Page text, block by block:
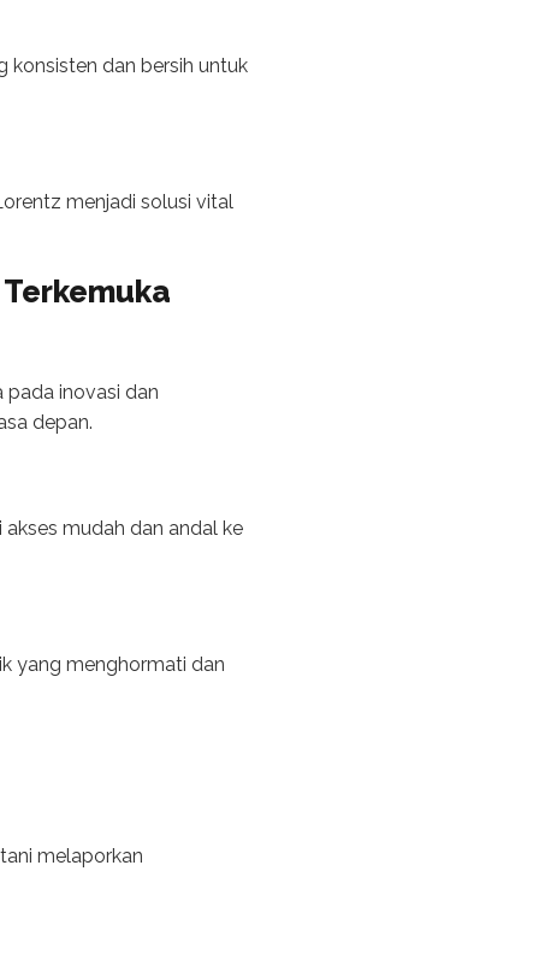
konsisten dan bersih untuk
menjadi solusi vital
pada inovasi dan
depan.
mudah dan andal ke
yang menghormati dan
melaporkan